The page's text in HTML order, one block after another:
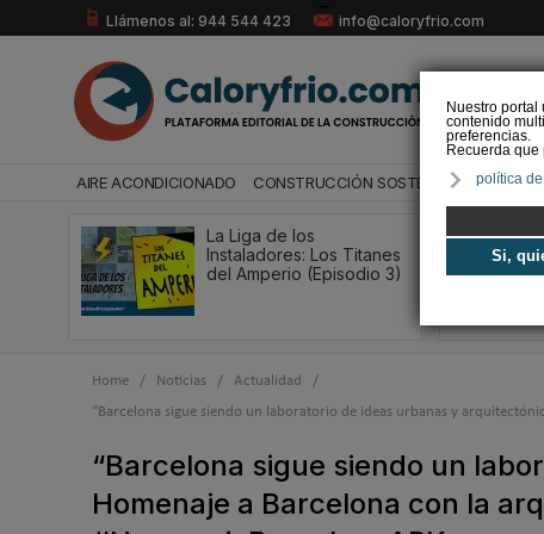
Nuestro
contenido
preferencias.
Recuerda
política
Si,
Llámenos al: 944 544 423 info@caloryfrio.com
AIRE ACONDICIONADO CONSTRUCCIÓN SOSTENIBLE
La Liga de los
Instaladores: Los Titanes
del Amperio (Episodio 3)
Home / Noticias / Actualidad
/
“Barcelona sigue siendo un laboratorio de ideas urbanas y
“Barcelona sigue siendo un
Homenaje a Barcelona con la